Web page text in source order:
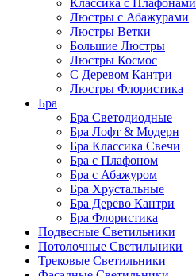
Классика с Плафонами
Люстры с Абажурами
Люстры Ветки
Большие Люстры
Люстры Космос
С Деревом Кантри
Люстры Флористика
Бра
Бра Светодиодные
Бра Лофт & Модерн
Бра Классика Свечи
Бра с Плафоном
Бра с Абажуром
Бра Хрустальные
Бра Дерево Кантри
Бра Флористика
Подвесные Светильники
Потолочные Светильники
Трековые Светильники